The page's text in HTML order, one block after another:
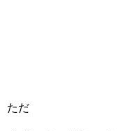
ただ